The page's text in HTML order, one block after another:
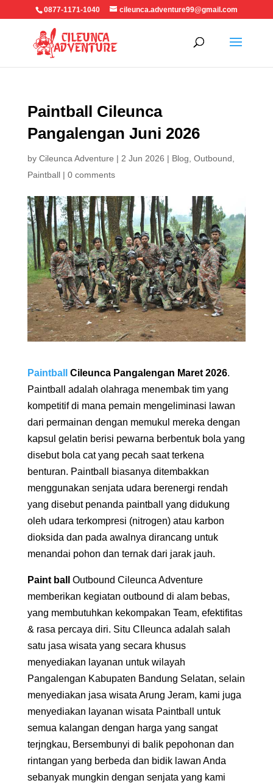
0877-1171-1040 cileunca.adventure99@gmail.com
Paintball Cileunca
Pangalengan Juni 2026
by Cileunca Adventure | 2 Jun 2026 | Blog Outbound
Paintball| 0 comments
Paintball Cileunca Pangalengan Maret 2026.
Paintball adalah olahraga menembak tim yang
kompetitif di mana pemain mengeliminasi lawan
dari permainan dengan memukul mereka dengan
kapsul gelatin berisi pewarna berbentuk bola yang
disebut bola cat yang pecah saat terkena
benturan. Paintball biasanya ditembakkan
menggunakan senjata udara berenergi rendah
yang disebut penanda paintball yang didukung
oleh udara terkompresi (nitrogen) atau karbon
dioksida dan pada awalnya dirancang untuk
menandai pohon dan ternak dari jarak jauh.
Paint ball
Outbound Cileunca Adventure
memberikan kegiatan outbound di alam bebas,
yang membutuhkan kekompakan Team, efektifitas
& rasa percaya diri. Situ CIleunca adalah salah
satu jasa wisata yang secara khusus
menyediakan layanan untuk wilayah
Pangalengan Kabupaten Bandung Selatan, selain
menyediakan jasa wisata Arung Jeram, kami juga
menyediakan layanan wisata Paintball untuk
semua kalangan dengan harga yang sangat
terjngkau, Bersembunyi di balik pepohonan dan
rintangan yang berbeda dan bidik lawan Anda
sebanyak mungkin dengan senjata yang kami